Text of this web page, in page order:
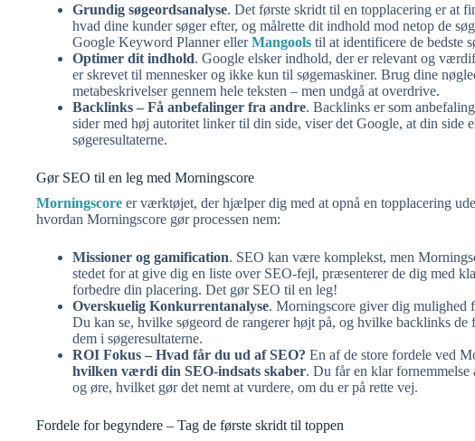
Grundig søgeordsanalyse. Det første skridt til en topplacering er at
hvad dine kunder søger efter, og målrette dit indhold mod netop de
Google Keyword Planner ellerMangools til at identificere de bedste
Optimer dit indhold. Google elsker indhold, der er relevant og
er skrevet til mennesker og ikke kun til søgemaskiner. Brug dine
metabeskrivelser gennem hele teksten – men undgå at overdrive.
Backlinks – Få anbefalinger fra andre. Backlinks er som
sider med høj autoritet linker til din side, viser det Google, at din
søgeresultaterne.
Gør SEO til en leg med Morningscore
Morningscore er værktøjet, der hjælper dig med at opnå en topplacering
hvordan Morningscore gør processen nem:
Missioner og gamification. SEO kan være komplekst, men
stedet for at give dig en liste over SEO-fejl, præsenterer de dig med
forbedre din placering. Det gør SEO til en leg!
Overskuelig Konkurrentanalyse. Morningscore giver dig mulighed
Du kan se, hvilke søgeord de rangerer højt på, og hvilke backlinks de
dem i søgeresultaterne.
ROI Fokus – Hvad får du ud af SEO? En af de store fordele ved
hvilken værdi din SEO-indsats skaber. Du får en klar
og øre, hvilket gør det nemt at vurdere, om du er på rette vej.
Fordele for begyndere – Tag de første skridt til toppen